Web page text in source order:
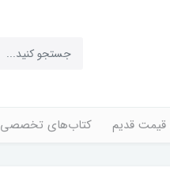
قیمت قدیم کتاب‌های تخصصی